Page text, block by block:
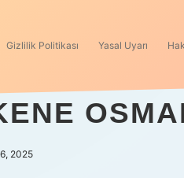
Gizlilik Politikası Yasal Uyarı
2025